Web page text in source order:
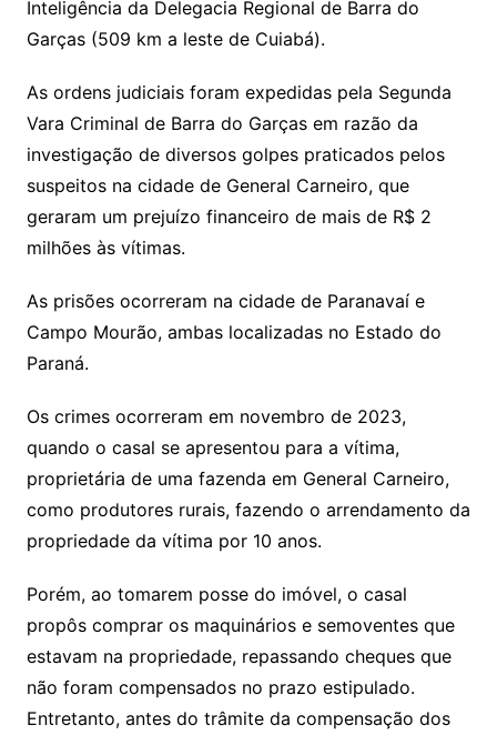
o
o
m
e o
ai
Inteligência da Delegacia Regional de Barra do
Garças (509 km a leste de Cuiabá).
As ordens judiciais foram expedidas pela Segunda
Vara Criminal de Barra do Garças em razão da
investigação de diversos golpes praticados pelos
suspeitos na cidade de General Carneiro, que
geraram um prejuízo financeiro de mais de R$ 2
milhões às vítimas.
As prisões ocorreram na cidade de Paranavaí e
Campo Mourão, ambas localizadas no Estado do
Paraná.
Os crimes ocorreram em novembro de 2023,
quando o casal se apresentou para a vítima,
proprietária de uma fazenda em General Carneiro,
como produtores rurais, fazendo o arrendamento da
propriedade da vítima por 10 anos.
Porém, ao tomarem posse do imóvel, o casal
propôs comprar os maquinários e semoventes que
estavam na propriedade, repassando cheques que
não foram compensados no prazo estipulado.
Entretanto, antes do trâmite da compensação dos